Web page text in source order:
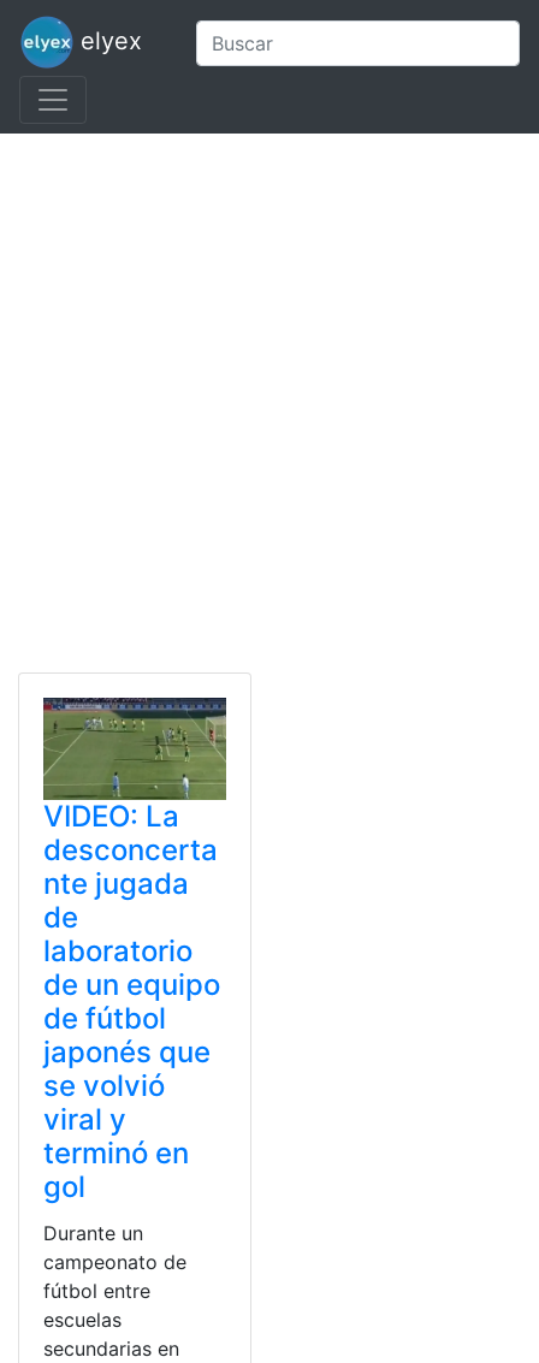
elyex
VIDEO: La
desconcerta
nte jugada
de
laboratorio
de un equipo
de fútbol
japonés que
se volvió
viral y
terminó en
gol
Durante un
campeonato de
fútbol entre
escuelas
secundarias en